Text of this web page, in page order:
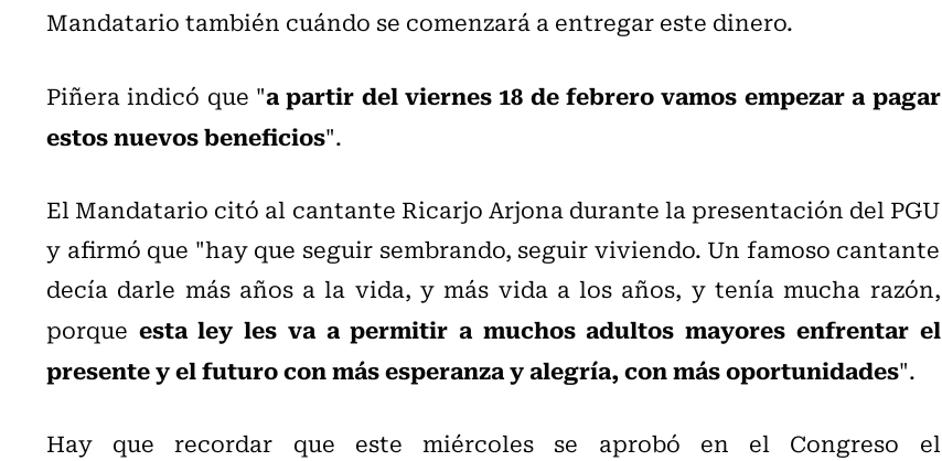
Mandatario también cuándo se comenzará a entregar este dinero.
Piñera indicó que "a partir del viernes 18 de febrero vamos empezar a pagar
estos nuevos beneficios".
El Mandatario citó al cantante Ricarjo Arjona durante la presentación del PGU
y afirmó que "hay que seguir sembrando, seguir viviendo. Un famoso cantante
decía darle más años a la vida, y más vida a los años, y tenía mucha razón,
porque esta ley les va a permitir a muchos adultos mayores enfrentar el
presente y el futuro con más esperanza y alegría, con más oportunidades".
Hay que recordar que este miércoles se aprobó en el Congreso el